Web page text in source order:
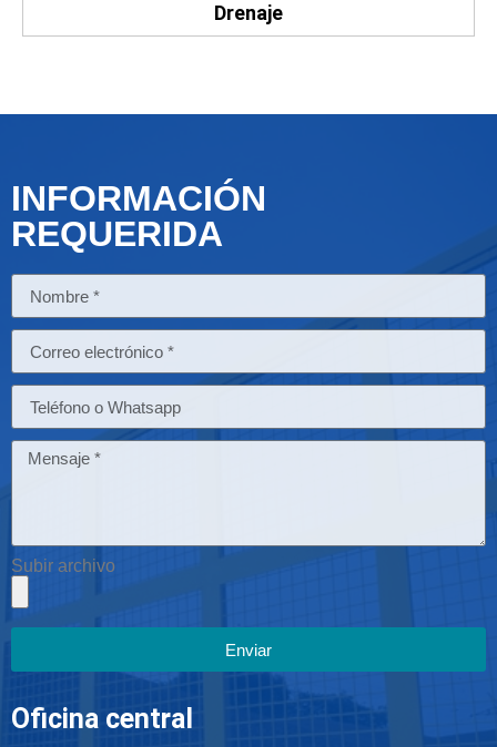
Drenaje
INFORMACIÓN
REQUERIDA
Subir archivo
Enviar
Oficina central